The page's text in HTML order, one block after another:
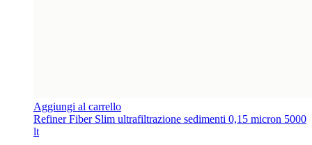
Aggiungi al carrello
Refiner Fiber Slim ultrafiltrazione sedimenti 0,15 micron 5000
lt